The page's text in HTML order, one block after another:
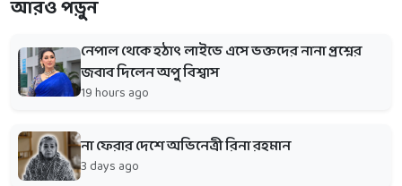
আরও পড়ুন
নেপাল থেকে হঠাৎ লাইভে এসে ভক্তদের নানা প্রশ্নের
জবাব দিলেন অপু বিশ্বাস
19 hours ago
না ফেরার দেশে অভিনেত্রী রিনা রহমান
3 days ago